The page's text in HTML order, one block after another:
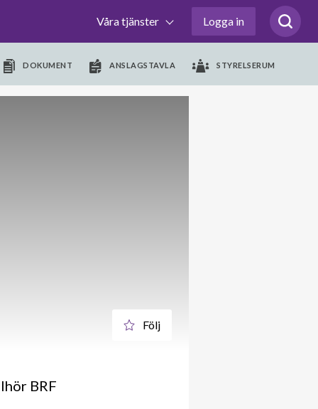
Våra tjänster Logga in
DOKUMENT ANSLAGSTAVLA STYRELSERUM
Följ
BRF